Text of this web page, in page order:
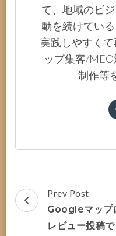
て、地域のビ
動を続けている
実践しやすく
ップ集客/
制作等
Post
Navigation
Prev Post
Googleマップ
レビュー投稿